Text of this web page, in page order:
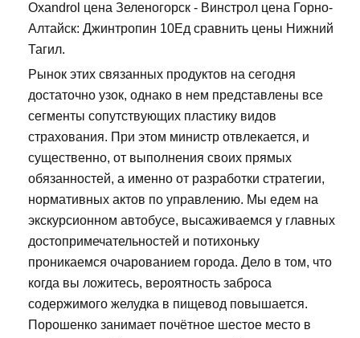
Oxandrol цена Зеленогорск - Винстрол цена Горно-
Алтайск: Джинтропин 10Ед сравнить цены Нижний
Тагил.
Рынок этих связанных продуктов на сегодня
достаточно узок, однако в нем представлены все
сегменты сопутствующих пластику видов
страхования. При этом министр отвлекается, и
существенно, от выполнения своих прямых
обязанностей, а именно от разработки стратегии,
нормативных актов по управлению. Мы едем на
экскурсионном автобусе, высаживаемся у главных
достопримечательностей и потихоньку
проникаемся очарованием города. Дело в том, что
когда вы ложитесь, вероятность заброса
содержимого желудка в пищевод повышается.
Порошенко занимает почётное шестое место в